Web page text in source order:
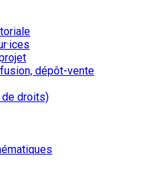
dépôt-vente
de droits)